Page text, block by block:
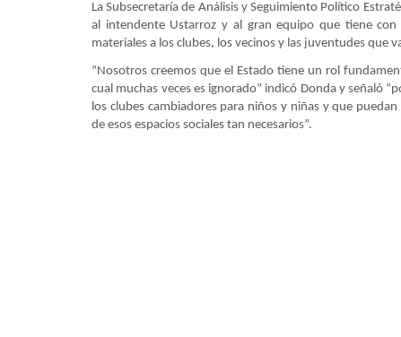
La Subsecretaría de Análisis y Seguimiento Político
al intendente Ustarroz y al gran equipo que tiene
materiales a los clubes, los vecinos y las juventudes que
“Nosotros creemos que el Estado tiene un rol
cual muchas veces es ignorado” indicó Donda y señaló
los clubes cambiadores para niños y niñas y que
de esos espacios sociales tan necesarios”.